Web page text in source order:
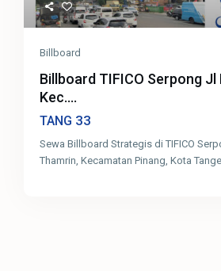
Billboard
Billboard TIFICO Serpong Jl
Kec....
TANG 33
Sewa Billboard Strategis di TIFICO
Thamrin, Kecamatan Pinang, Kota